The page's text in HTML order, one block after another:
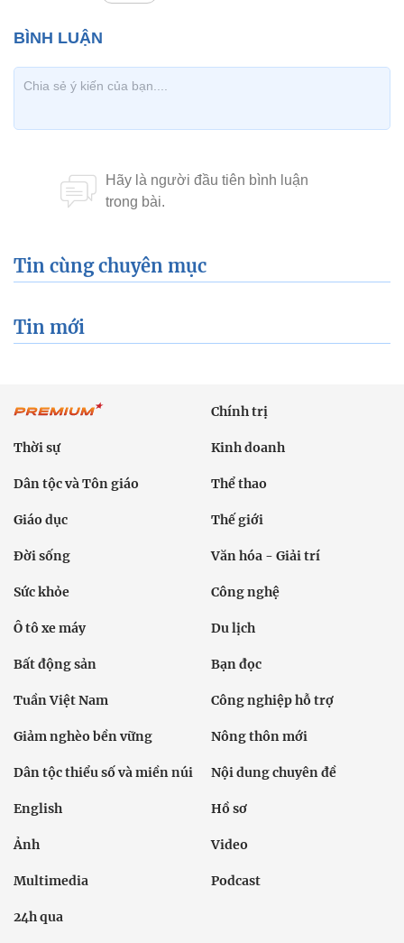
Tin cùng chuyên mục
Tin mới
Chính trị
Thời sự Kinh doanh
Dân tộc và Tôn giáo Thể thao
Giáo dục Thế giới
Đời sống Văn hóa - Giải trí
Sức khỏe Công nghệ
Ô tô xe máy Du lịch
Bất động sản Bạn đọc
Tuần Việt Nam Công nghiệp hỗ trợ
Giảm nghèo bền vững Nông thôn mới
Dân tộc thiểu số và miền núi Nội dung chuyên đề
English Hồ sơ
Ảnh Video
Multimedia Podcast
24h qua